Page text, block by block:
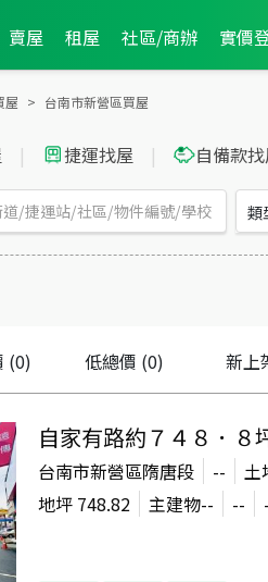
賣屋 租屋 社區/商辦 實價
屋 台南市新營區買屋
| 捷運找屋 | 自備款
類
(0) 低總價 (0) 新上
自家有路約７４８．８
台南市新營區隋唐段 --
土
地坪 748.82 主建物-- --